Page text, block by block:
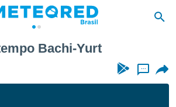
Bachi-Yurt
...